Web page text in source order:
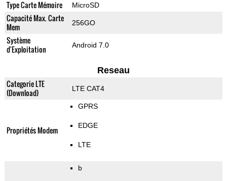
Type Carte Mémoire MicroSD
Capacité Max. Carte
Mem
256GO
Système
d'Exploitation
Android 7.0
Reseau
Categorie LTE
(Download)
LTE CAT4
Propriétés Modem
GPRS
EDGE
LTE
b